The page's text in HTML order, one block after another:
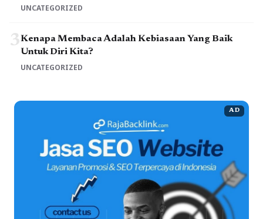
UNCATEGORIZED
3Kenapa Membaca Adalah Kebiasaan Yang Baik
Untuk Diri Kita?
UNCATEGORIZED
AD